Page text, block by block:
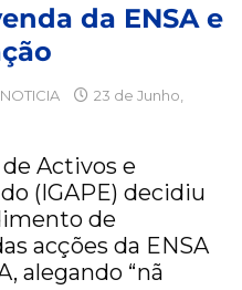
da ENSA e
23 de Junho,
Activos e
(IGAPE) decidiu
de
acções da ENSA
alegando “nã